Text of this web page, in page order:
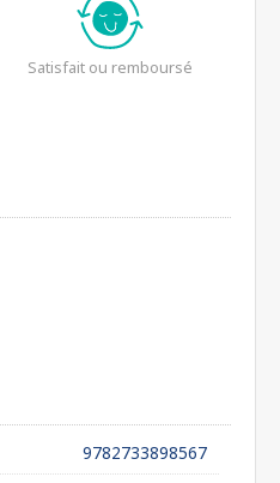
Satisfait ou remboursé
9782733898567